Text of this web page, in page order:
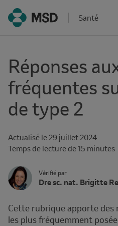
Santé
Réponses
fréquentes
de type 2
Actualisé le29 juillet 2024
Reading
Temps de lecture de 15 minutes
Vérifié par
Author's
Avatar
Name
Affiliation
Dre sc. nat. Brigitte
Cette rubrique apporte des
les plus fréquemment